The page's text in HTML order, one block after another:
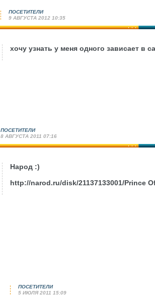
ПОСЕТИТЕЛИ
9 АВГУСТА 2012 10:35
хочу узнать у меня одного зависает в
ПОСЕТИТЕЛИ
8 АВГУСТА 2011 07:16
Народ :)
http://narod.ru/disk/21137133001/Prince
ПОСЕТИТЕЛИ
5 ИЮЛЯ 2011 15:09